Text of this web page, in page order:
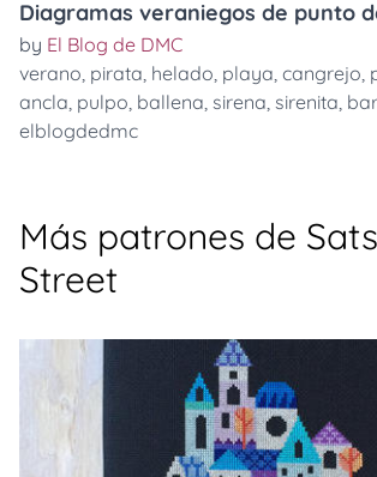
Diagramas veraniegos de punto
by El Blog de DMC
verano, pirata, helado, playa, cangrejo,
ancla, pulpo, ballena, sirena, sirenita,
elblogdedmc
Más patrones de
Street